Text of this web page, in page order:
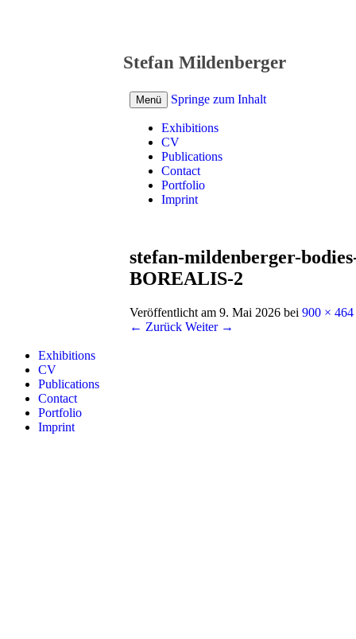
Stefan Mildenberger
Menü Springe zum Inhalt
Exhibitions
CV
Publications
Contact
Portfolio
Imprint
stefan-mildenberger-
BOREALIS-2
Veröffentlicht am 9. Mai 2026 bei 900 × 464
← Zurück Weiter →
Exhibitions
CV
Publications
Contact
Portfolio
Imprint